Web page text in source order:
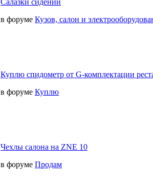
Салазки сидений
в форуме Кузов, салон и
Куплю спидометр от G-комплектации
в форуме Куплю
Чехлы салона на ZNE 10
в форуме Продам